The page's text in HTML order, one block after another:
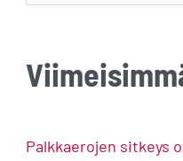
r
h
Palkkaerojen sitkeys